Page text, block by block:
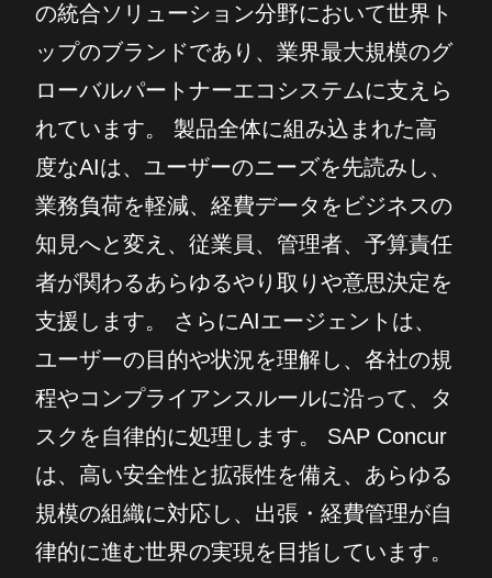
の統合ソリューション分野において世界ト
ップのブランドであり、業界最大規模のグ
ローバルパートナーエコシステムに支えら
れています。 製品全体に組み込まれた高
度なAIは、ユーザーのニーズを先読みし、
業務負荷を軽減、経費データをビジネスの
知見へと変え、従業員、管理者、予算責任
者が関わるあらゆるやり取りや意思決定を
支援します。 さらにAIエージェントは、
ユーザーの目的や状況を理解し、各社の規
程やコンプライアンスルールに沿って、タ
スクを自律的に処理します。 SAP Concur
は、高い安全性と拡張性を備え、あらゆる
規模の組織に対応し、出張・経費管理が自
律的に進む世界の実現を目指しています。